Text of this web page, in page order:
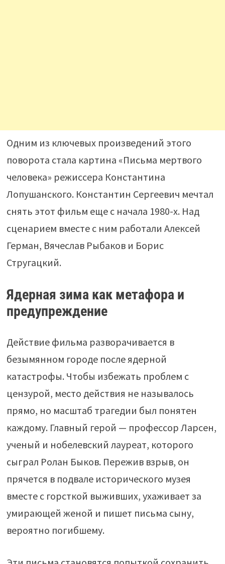
Одним из ключевых произведений этого
поворота стала картина «Письма мертвого
человека» режиссера Константина
Лопушанского. Константин Сергеевич мечтал
снять этот фильм еще с начала 1980-х. Над
сценарием вместе с ним работали Алексей
Герман, Вячеслав Рыбаков и Борис
Стругацкий.
Ядерная зима как метафора и
предупреждение
Действие фильма разворачивается в
безымянном городе после ядерной
катастрофы. Чтобы избежать проблем с
цензурой, место действия не называлось
прямо, но масштаб трагедии был понятен
каждому. Главный герой — профессор Ларсен,
ученый и нобелевский лауреат, которого
сыграл Ролан Быков. Пережив взрыв, он
прячется в подвале исторического музея
вместе с горсткой выживших, ухаживает за
умирающей женой и пишет письма сыну,
вероятно погибшему.